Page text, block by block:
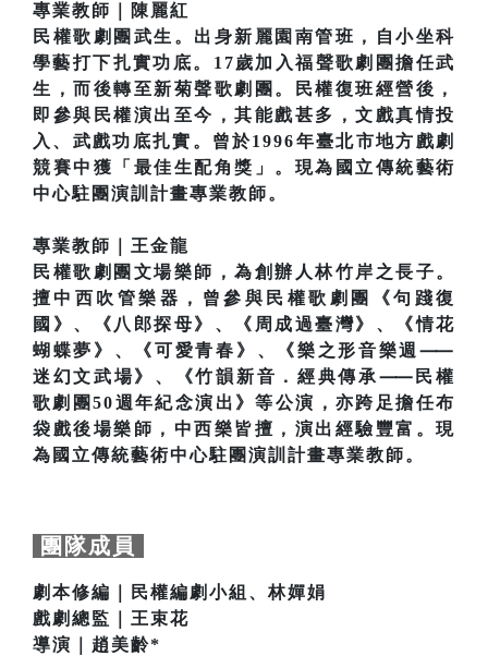
專業教師｜陳麗紅
民權歌劇團武生。出身新麗園南管班，自小坐科
學藝打下扎實功底。17歲加入福聲歌劇團擔任武
生，而後轉至新菊聲歌劇團。民權復班經營後，
即參與民權演出至今，其能戲甚多，文戲真情投
入、武戲功底扎實。曾於1996年臺北市地方戲劇
競賽中獲「最佳生配角獎」。現為國立傳統藝術
中心駐團演訓計畫專業教師。
專業教師｜王金龍
民權歌劇團文場樂師，為創辦人林竹岸之長子。
擅中西吹管樂器，曾參與民權歌劇團《句踐復
國》、《八郎探母》、《周成過臺灣》、《情花
蝴蝶夢》、《可愛青春》、《樂之形音樂週⸺
迷幻文武場》、《竹韻新音．經典傳承⸺民權
歌劇團50週年紀念演出》等公演，亦跨足擔任布
袋戲後場樂師，中西樂皆擅，演出經驗豐富。現
為國立傳統藝術中心駐團演訓計畫專業教師。
團隊成員
劇本修編｜民權編劇小組、林嬋娟
戲劇總監｜王束花
導演｜趙美齡*